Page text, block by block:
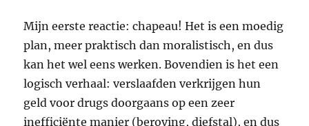
Mijn eerste reactie: chapeau! Het is een moedig
plan, meer praktisch dan moralistisch, en dus
kan het wel eens werken. Bovendien is het een
logisch verhaal: verslaafden verkrijgen hun
geld voor drugs doorgaans op een zeer
inefficiënte manier (beroving, diefstal), en dus